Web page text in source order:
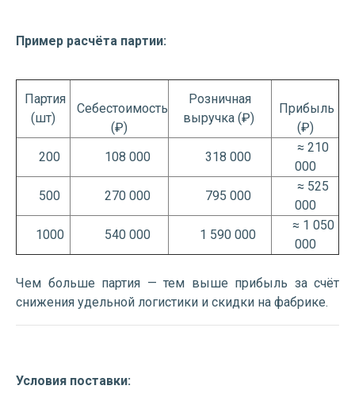
Пример расчёта партии:
Партия
(шт)
Себестоимость
(₽)
Розничная
выручка (₽)
Прибыль
(₽)
200
108 000 318 000
≈ 210
000
500
270 000 795 000
≈ 525
000
1000
540 000 1 590 000
≈ 1 050
000
Чем больше партия — тем выше прибыль за счёт
снижения удельной логистики и скидки на фабрике.
Условия поставки: